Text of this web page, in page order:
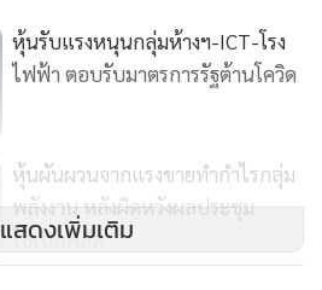
หุ้นรับแรงหนุนกลุ่มห้างฯ-ICT-โรง
ไฟฟ้า ตอบรับมาตรการรัฐต้านโควิด
หุ้นผันผวนจากแรงขายทำกำไรกลุ่ม
พลังงาน หลังผิดหวังผลประชุม
โอเปกพลัส
แสดงเพิ่มเติม